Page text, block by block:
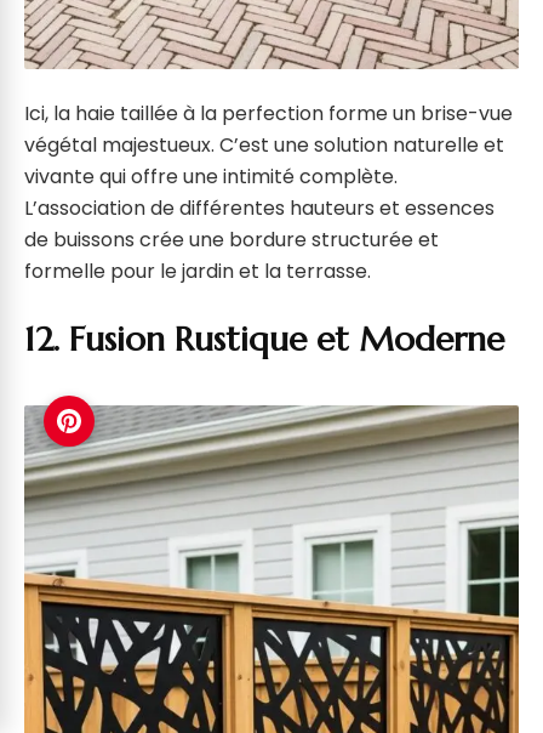
Ici, la haie taillée à la perfection forme un brise-vue
végétal majestueux. C’est une solution naturelle et
vivante qui offre une intimité complète.
L’association de différentes hauteurs et essences
de buissons crée une bordure structurée et
formelle pour le jardin et la terrasse.
12. Fusion Rustique et Moderne